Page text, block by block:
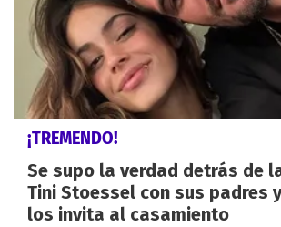
¡TREMENDO!
Se supo la verdad detrás de
Tini Stoessel con sus padres
los invita al casamiento